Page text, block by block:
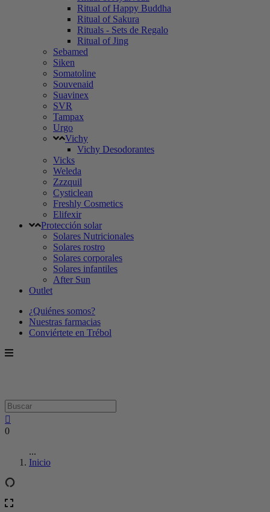
Ritual of Happy Buddha
Ritual of Sakura
Rituals - Sets de Regalo
Ritual of Jing
Sebamed
Siken
Somatoline
Souvenaid
Suavinex
SVR
Tampax
Urgo
Vichy
Vichy Desodorantes
Vicks
Weleda
Zzzquil
Cysticlean
Freshly Cosmetics
Elifexir
Protección solar
Solares Nutricionales
Solares rostro
Solares corporales
Solares infantiles
After Sun
Outlet
¿Quiénes somos?
Nuestras farmacias
Conviértete en Trébol
0
...
Inicio